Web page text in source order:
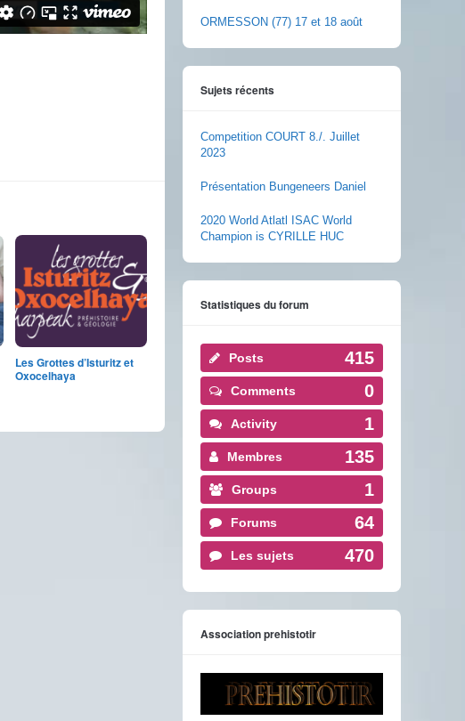
Les Grottes d’Isturitz et
Oxocelhaya
ORMESSON (77) 17 et 18 août
Sujets récents
Competition COURT 8./. Juillet
2023
Présentation Bungeneers Daniel
2020 World Atlatl ISAC World
Champion is CYRILLE HUC
Statistiques du forum
Posts 415
Comments 0
Activity 1
Membres 135
Groups 1
Forums 64
Les sujets 470
Association prehistotir